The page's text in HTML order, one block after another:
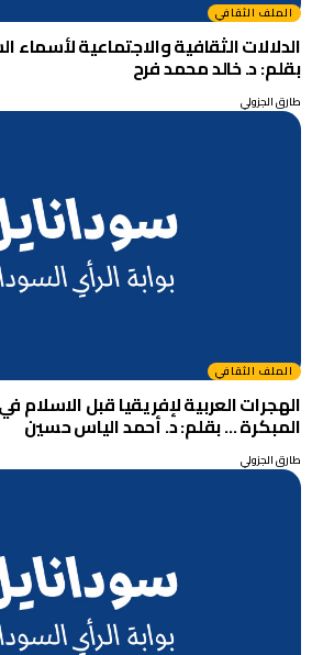
الملف الثقافي
بقلم: د. خالد محمد فرح
طارق الجزولي
الملف الثقافي
الهجرات العربية لإفريقيا قبل الاسلام
المبكرة … بقلم: د. أحمد الياس حسين
طارق الجزولي